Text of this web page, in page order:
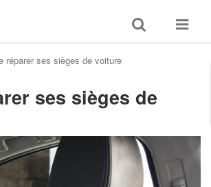
Toggle
search
Toggle
réparer ses sièges de voiture
ses sièges de